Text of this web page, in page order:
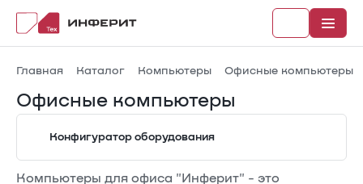
Каталог
Главная Каталог Компьютеры Офисные компьютеры
Офисные компьютеры
Конфигуратор оборудования
Компьютеры для офиса "Инферит" - это